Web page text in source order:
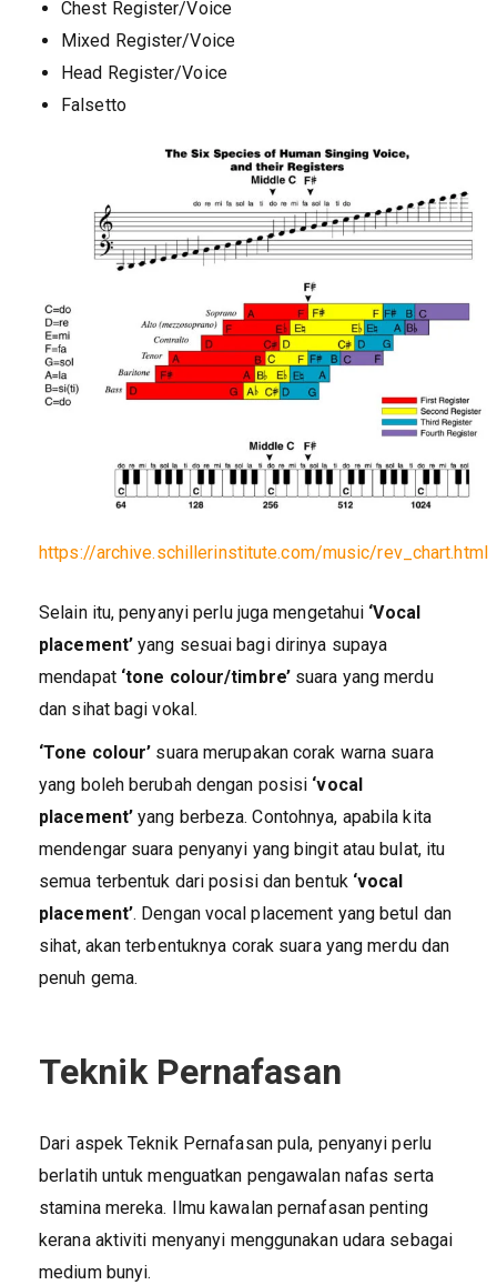
Chest Register/Voice
Mixed Register/Voice
Head Register/Voice
Falsetto
https://archive.schillerinstitute.com/music/rev_chart.html
Selain itu, penyanyi perlu juga mengetahui ‘Vocal
placement’ yang sesuai bagi dirinya supaya
mendapat ‘tone colour/timbre’suara yang merdu
dan sihat bagi vokal.
‘Tone colour’ suara merupakan corak warna suara
yang boleh berubah dengan posisi ‘vocal
placement’ yang berbeza. Contohnya, apabila kita
mendengar suara penyanyi yang bingit atau bulat, itu
semua terbentuk dari posisi dan bentuk‘vocal
placement’. Dengan vocal placement yang betul dan
sihat, akan terbentuknya corak suara yang merdu dan
penuh gema.
Teknik Pernafasan
Dari aspek Teknik Pernafasan pula, penyanyi perlu
berlatih untuk menguatkan pengawalan nafas serta
stamina mereka. Ilmu kawalan pernafasan penting
kerana aktiviti menyanyi menggunakan udara sebagai
medium bunyi.